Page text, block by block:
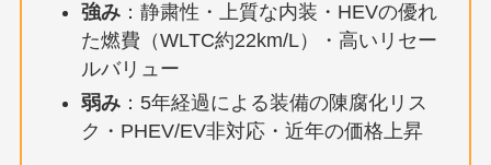
強み：静粛性・上質な内装・HEVの優れ
た燃費（WLTC約22km/L）・高いリセー
ルバリュー
弱み：5年経過による装備の陳腐化リス
ク・PHEV/EV非対応・近年の価格上昇